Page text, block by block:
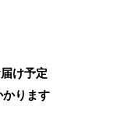
け予定
かります